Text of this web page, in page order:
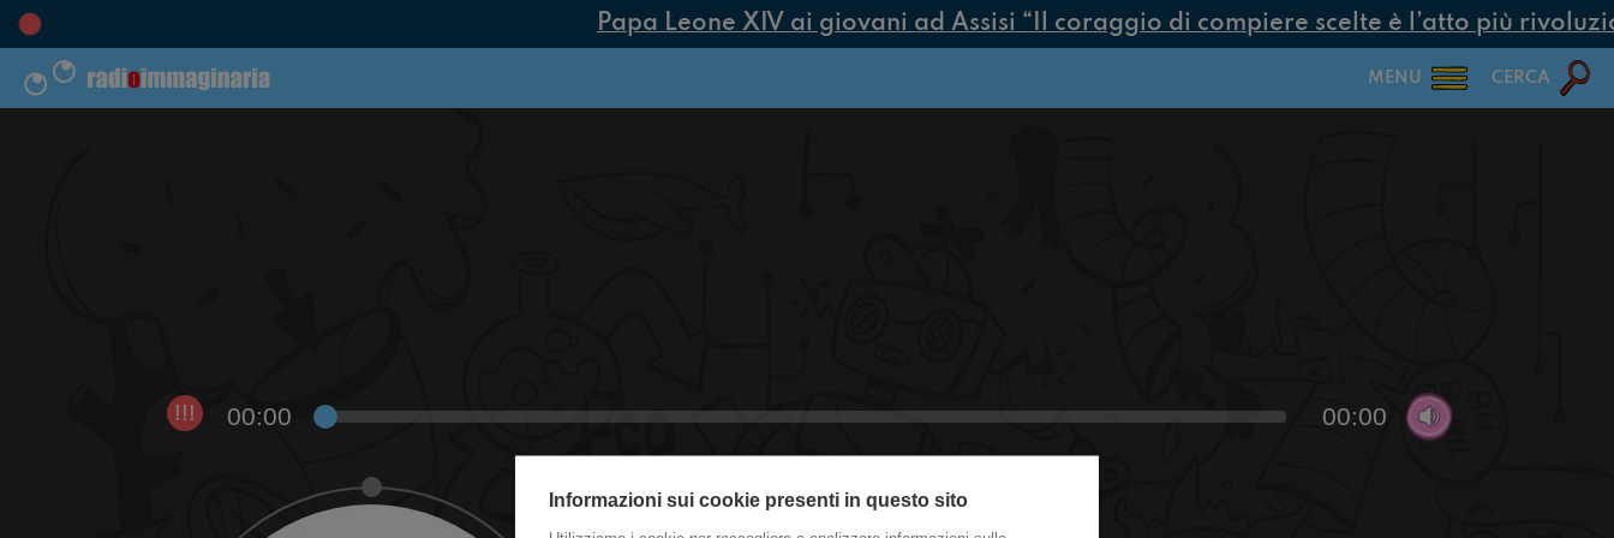
Papa Leone XIV ai giovani ad Assisi “Il coraggio di compiere scelte è l’atto più
MENU CERCA
!!! 00:00 00:00
Informazioni sui cookie presenti in questo sito